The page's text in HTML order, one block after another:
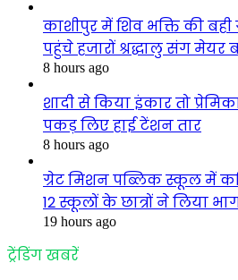
काशीपुर में शिव भक्ति की बही
पहुंचे हजारों श्रद्धालु संग मेयर
8 hours ago
शादी से किया इंकार तो
पकड़ लिए हाई टेंशन तार
8 hours ago
ग्रेट मिशन पब्लिक स्कूल में
12 स्कूलों के छात्रों ने लिया
19 hours ago
ट्रेंडिंग खबरें